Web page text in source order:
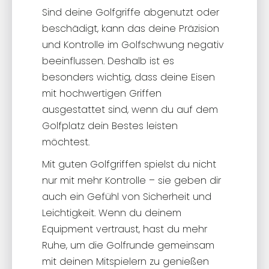
Sind deine Golfgriffe abgenutzt oder
beschädigt, kann das deine Präzision
und Kontrolle im Golfschwung negativ
beeinflussen. Deshalb ist es
besonders wichtig, dass deine Eisen
mit hochwertigen Griffen
ausgestattet sind, wenn du auf dem
Golfplatz dein Bestes leisten
möchtest.
Mit guten Golfgriffen spielst du nicht
nur mit mehr Kontrolle – sie geben dir
auch ein Gefühl von Sicherheit und
Leichtigkeit. Wenn du deinem
Equipment vertraust, hast du mehr
Ruhe, um die Golfrunde gemeinsam
mit deinen Mitspielern zu genießen